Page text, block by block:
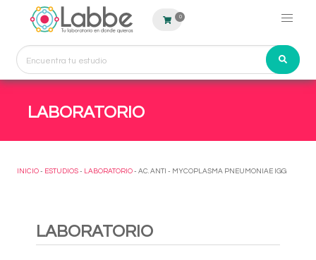
0
LABORATORIO
INICIO - ESTUDIOS - LABORATORIO - AC. ANTI - MYCOPLASMA PNEUMONIAE IGG
LABORATORIO